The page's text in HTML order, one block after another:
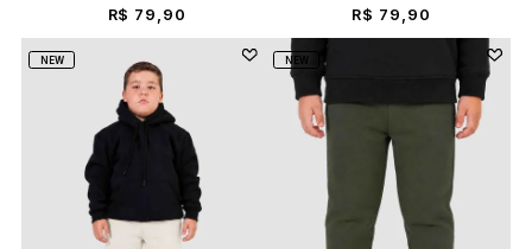
R$ 79,90 R$ 79,90
NEW NEW